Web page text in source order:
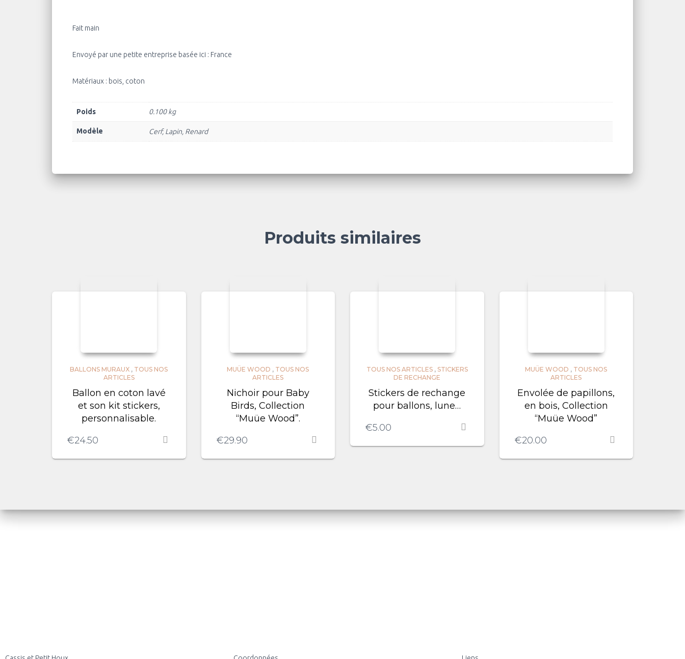
Fait main
Envoyé par une petite entreprise basée ici : France
Matériaux : bois, coton
Poids 0.100 kg
Modèle Cerf, Lapin, Renard
Produits similaires
BALLONS MURAUX , TOUS NOS
ARTICLES
Ballon en coton lavé
et son kit stickers,
personnalisable.
€24.50
MUÜE WOOD , TOUS NOS
ARTICLES
Nichoir pour Baby
Birds, Collection
“Muüe Wood”.
€29.90
TOUS NOS ARTICLES, STICKERS
DE RECHANGE
Stickers de rechange
pour ballons, lune…
€5.00
MUÜE WOOD , TOUS NOS
ARTICLES
Envolée de papillons,
en bois, Collection
“Muüe Wood”
€20.00